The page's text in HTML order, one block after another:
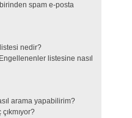
spam e-posta
nedir?
listesine nasıl
arama yapabilirim?